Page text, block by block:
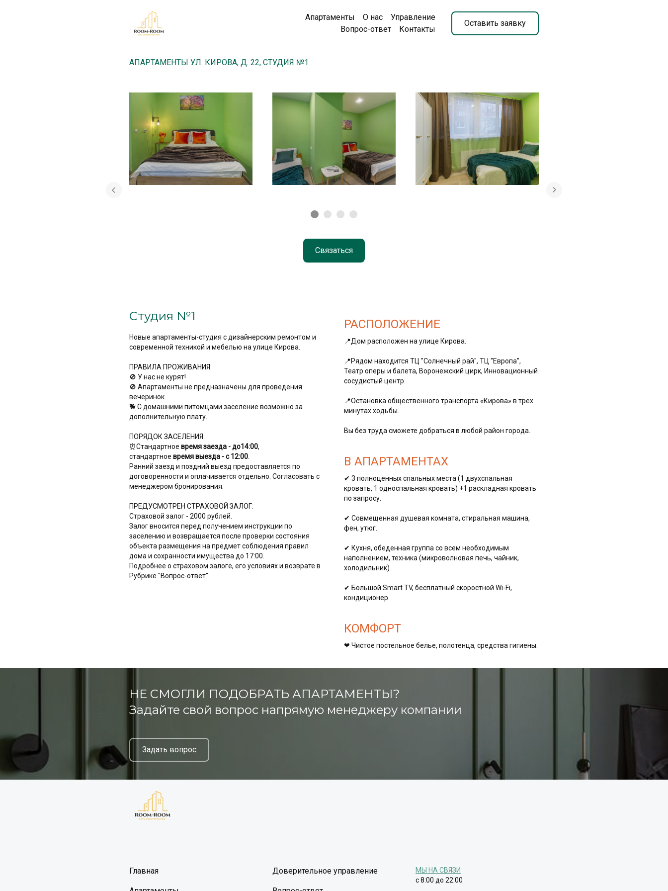
Апартаменты О нас
Управление
Вопрос-ответ
Контакты
Оставить заявку
АПАРТАМЕНТЫ УЛ. КИРОВА, Д. 22, СТУДИЯ №1
Связаться
Студия №1
Hoвые апартаменты-студия с дизайнерским ремонтом и
coвременной теxникой и мeбелью на улице Кирова.
ПРАВИЛА ПРОЖИВАНИЯ:
🚫 У нас не курят!
🚫 Апартаменты не предназначены для проведения
вечеринок.
🐕 С домашними питомцами заселение возможно за
дополнительную плату.
ПОРЯДОК ЗАСЕЛЕНИЯ:
⏰Стандартное время заезда - до14:00,
стандартное время выезда - с 12:00
Ранний заезд и поздний выезд предоставляется по
договоренности и оплачивается отдельно. Согласовать с
менеджером бронирования.
ПРЕДУСМОТРЕН СТРАХОВОЙ ЗАЛОГ:
Страховой залог - 2000 рублей.
Залог вносится перед получением инструкции по
заселению и возвращается после проверки состояния
объекта размещения на предмет соблюдения правил
дома и сохранности имущества до 17:00.
Подробнее о страховом залоге, его условиях и возврате в
Рубрике "Вопрос-ответ".
РАСПОЛОЖЕНИЕ
📍Дом расположен на улице Кирова.
📍Рядом находится ТЦ "Солнечный рай", ТЦ "Европа",
Театр оперы и балета, Воронежский цирк, Инновационный
сосудистый центр.
📍Остановка общественного транспорта «Кирова» в трех
минутах ходьбы.
Вы без труда сможете добраться в любой район города.
В АПАРТАМЕНТАХ
✔ 3 полноценных спальных места (1 двухспальная
кровать, 1 односпальная кровать) +1 раскладная кровать
по запросу.
✔ Совмещенная душевая комната, стиральная машина,
фен, утюг.
✔ Кухня, обеденная группа со всем необходимым
наполнением, техника (микроволновая печь, чайник,
холодильник).
✔ Большой Smаrt ТV, бесплатный скоростной Wi-Fi,
кондиционер.
КОМФОРТ
❤ Чистое постельное белье, полотенца, средства гигиены.
НЕ СМОГЛИ ПОДОБРАТЬ АПАРТАМЕНТЫ?
Задайте свой вопрос напрямую менеджеру компании
Задать вопрос
Главная Доверительное управление
МЫ НА СВЯЗИ
с 8:00 до 22:00